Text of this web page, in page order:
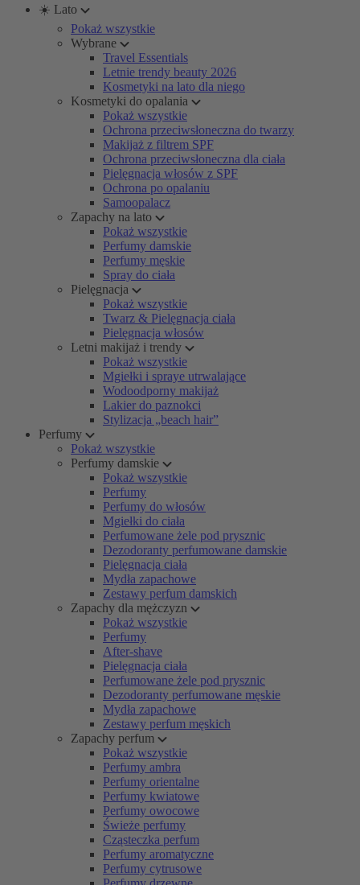
☀️ Lato
Pokaż wszystkie
Wybrane
Travel Essentials
Letnie trendy beauty 2026
Kosmetyki na lato dla niego
Kosmetyki do opalania
Pokaż wszystkie
Ochrona przeciwsłoneczna do twarzy
Makijaż z filtrem SPF
Ochrona przeciwsłoneczna dla ciała
Pielęgnacja włosów z SPF
Ochrona po opalaniu
Samoopalacz
Zapachy na lato
Pokaż wszystkie
Perfumy damskie
Perfumy męskie
Spray do ciała
Pielęgnacja
Pokaż wszystkie
Twarz & Pielęgnacja ciała
Pielęgnacja włosów
Letni makijaż i trendy
Pokaż wszystkie
Mgiełki i spraye utrwalające
Wodoodporny makijaż
Lakier do paznokci
Stylizacja „beach hair”
Perfumy
Pokaż wszystkie
Perfumy damskie
Pokaż wszystkie
Perfumy
Perfumy do włosów
Mgiełki do ciała
Perfumowane żele pod prysznic
Dezodoranty perfumowane damskie
Pielęgnacja ciała
Mydła zapachowe
Zestawy perfum damskich
Zapachy dla mężczyzn
Pokaż wszystkie
Perfumy
After-shave
Pielęgnacja ciała
Perfumowane żele pod prysznic
Dezodoranty perfumowane męskie
Mydła zapachowe
Zestawy perfum męskich
Zapachy perfum
Pokaż wszystkie
Perfumy ambra
Perfumy orientalne
Perfumy kwiatowe
Perfumy owocowe
Świeże perfumy
Cząsteczka perfum
Perfumy aromatyczne
Perfumy cytrusowe